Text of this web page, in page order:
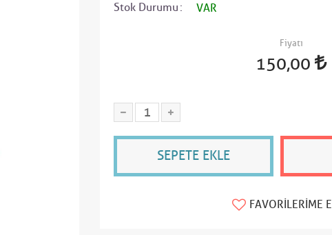
Stok Durumu
VAR
Fiyatı
150,00
SEPETE EKLE
FAVORILERIME